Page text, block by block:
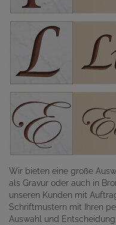
Wir bieten eine große
als Gravur oder auch in
unseren Kunden mit
Schriftmustern mit Ihren
Auswahl und